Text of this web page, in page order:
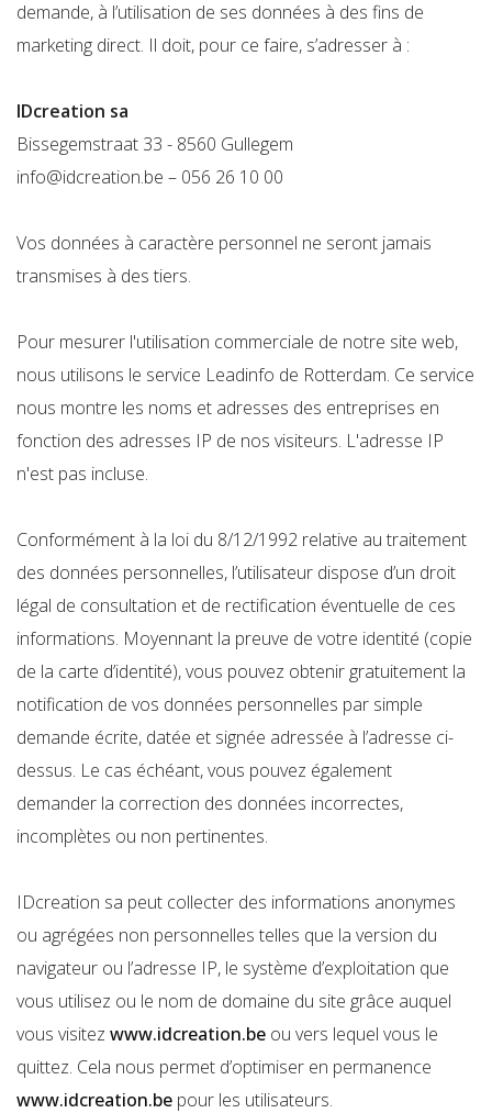
demande, à l’utilisation de ses données à des fins de
marketing direct. Il doit, pour ce faire, s’adresser à :
IDcreation sa
Bissegemstraat 33 - 8560 Gullegem
info@idcreation.be – 056 26 10 00
Vos données à caractère personnel ne seront jamais
transmises à des tiers.
Pour mesurer l'utilisation commerciale de notre site web,
nous utilisons le service Leadinfo de Rotterdam. Ce service
nous montre les noms et adresses des entreprises en
fonction des adresses IP de nos visiteurs. L'adresse IP
n'est pas incluse.
Conformément à la loi du 8/12/1992 relative au traitement
des données personnelles, l’utilisateur dispose d’un droit
légal de consultation et de rectification éventuelle de ces
informations. Moyennant la preuve de votre identité (copie
de la carte d’identité), vous pouvez obtenir gratuitement la
notification de vos données personnelles par simple
demande écrite, datée et signée adressée à l’adresse ci-
dessus. Le cas échéant, vous pouvez également
demander la correction des données incorrectes,
incomplètes ou non pertinentes.
IDcreation sa peut collecter des informations anonymes
ou agrégées non personnelles telles que la version du
navigateur ou l’adresse IP, le système d’exploitation que
vous utilisez ou le nom de domaine du site grâce auquel
vous visitez www.idcreation.be ou vers lequel vous le
quittez. Cela nous permet d’optimiser en permanence
www.idcreation.be pour les utilisateurs.